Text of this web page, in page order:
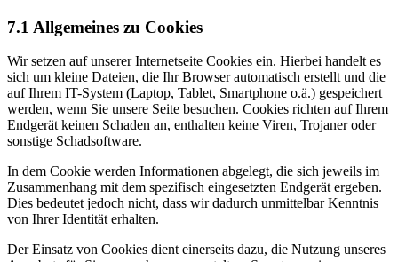
7.1 Allgemeines zu Cookies
Wir setzen auf unserer Internetseite Cookies ein. Hierbei handelt es
sich um kleine Dateien, die Ihr Browser automatisch erstellt und die
auf Ihrem IT-System (Laptop, Tablet, Smartphone o.ä.) gespeichert
werden, wenn Sie unsere Seite besuchen. Cookies richten auf Ihrem
Endgerät keinen Schaden an, enthalten keine Viren, Trojaner oder
sonstige Schadsoftware.
In dem Cookie werden Informationen abgelegt, die sich jeweils im
Zusammenhang mit dem spezifisch eingesetzten Endgerät ergeben.
Dies bedeutet jedoch nicht, dass wir dadurch unmittelbar Kenntnis
von Ihrer Identität erhalten.
Der Einsatz von Cookies dient einerseits dazu, die Nutzung unseres